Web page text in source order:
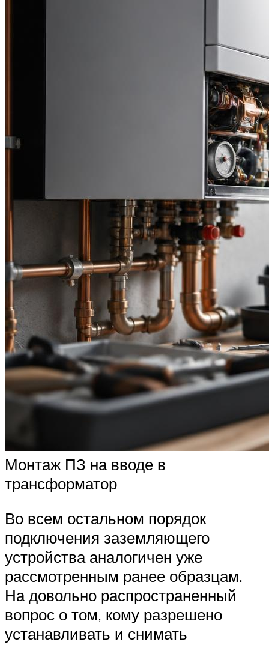
Монтаж ПЗ на вводе в
трансформатор
Во всем остальном порядок
подключения заземляющего
устройства аналогичен уже
рассмотренным ранее образцам.
На довольно распространенный
вопрос о том, кому разрешено
устанавливать и снимать